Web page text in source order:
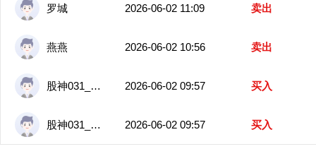
罗城 2026-06-02 11:09 卖出
燕燕 2026-06-02 10:56 卖出
股神031_2260 2026-06-02 09:57 买入
股神031_2260 2026-06-02 09:57 买入